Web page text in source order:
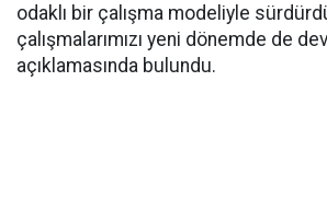
odaklı bir çalışma modeliyle
çalışmalarımızı yeni dönemde de
açıklamasında bulundu.